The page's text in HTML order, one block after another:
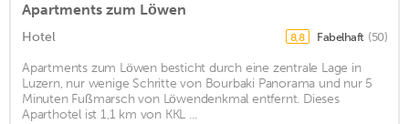
Apartments zum Löwen
Hotel 8,8 Fabelhaft (50)
Apartments zum Löwen besticht durch eine zentrale Lage in
Luzern, nur wenige Schritte von Bourbaki Panorama und nur 5
Minuten Fußmarsch von Löwendenkmal entfernt. Dieses
Aparthotel ist 1,1 km von KKL ...